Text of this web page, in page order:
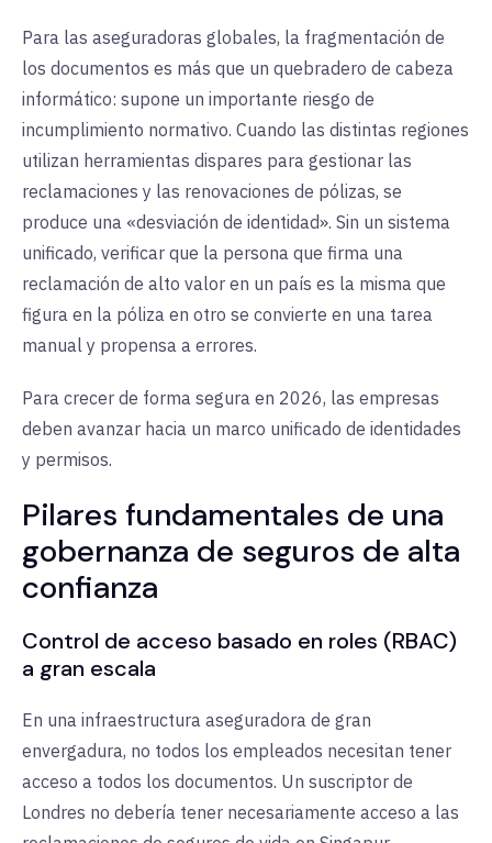
Para las aseguradoras globales, la fragmentación de
los documentos es más que un quebradero de cabeza
informático: supone un importante riesgo de
incumplimiento normativo. Cuando las distintas regiones
utilizan herramientas dispares para gestionar las
reclamaciones y las renovaciones de pólizas, se
produce una «desviación de identidad». Sin un sistema
unificado, verificar que la persona que firma una
reclamación de alto valor en un país es la misma que
figura en la póliza en otro se convierte en una tarea
manual y propensa a errores.
Para crecer de forma segura en 2026, las empresas
deben avanzar hacia un marco unificado de identidades
y permisos.
Pilares fundamentales de una
gobernanza de seguros de alta
confianza
Control de acceso basado en roles (RBAC)
a gran escala
En una infraestructura aseguradora de gran
envergadura, no todos los empleados necesitan tener
acceso a todos los documentos. Un suscriptor de
Londres no debería tener necesariamente acceso a las